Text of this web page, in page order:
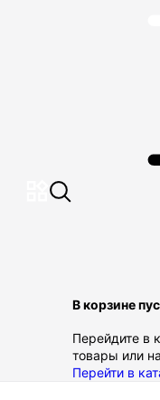
В корзине
Перейдите в
товары или
Перейти в